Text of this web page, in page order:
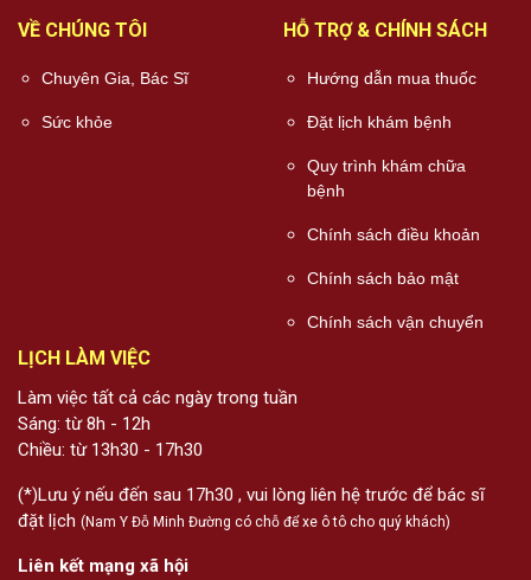
VỀ CHÚNG TÔI
Chuyên Gia, Bác Sĩ
Sức khỏe
HỖ TRỢ & CHÍNH SÁCH
Hướng dẫn mua thuốc
Đặt lịch khám bệnh
Quy trình khám chữa
bệnh
Chính sách điều khoản
Chính sách bảo mật
Chính sách vận chuyển
LỊCH LÀM VIỆC
Làm việc tất cả các ngày trong tuần
Sáng: từ 8h - 12h
Chiều: từ 13h30 - 17h30
(*)Lưu ý nếu đến sau 17h30 , vui lòng liên hệ trước để bác sĩ
đặt lịch (Nam Y Đỗ Minh Đường có chỗ để xe ô tô cho quý khách)
Liên kết mạng xã hội